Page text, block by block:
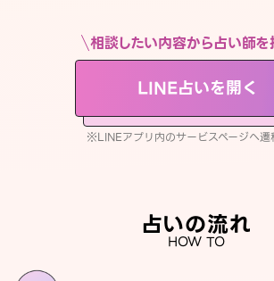
相談したい内容から占い師を
LINE占いを開く
※LINEアプリ内のサービスページへ遷
占いの流れ
HOW TO